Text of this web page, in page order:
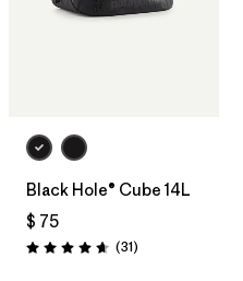
Black Hole® Cube 14L
$ 75
Valoración: 4.6 / 5
(31Comentarios
)